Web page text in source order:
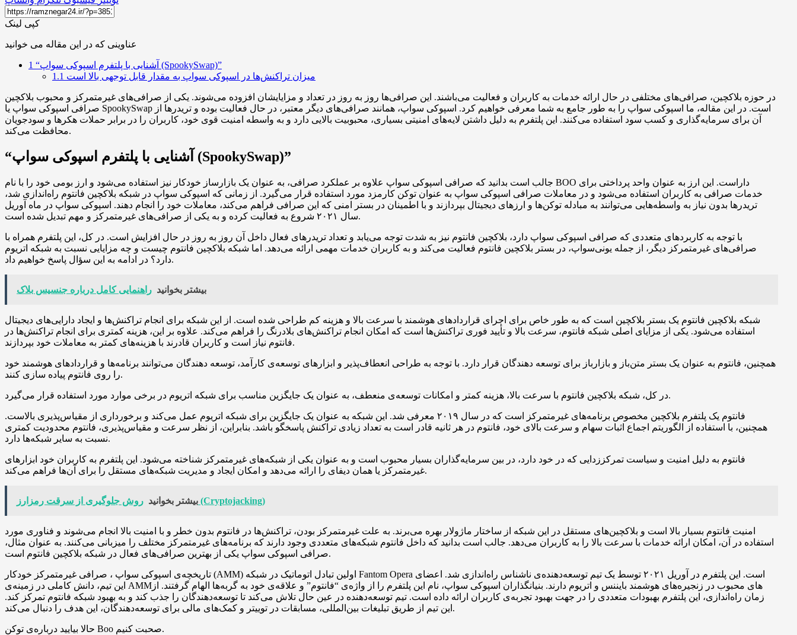
کپی لینک
عناوینی که در این مقاله می خوانید
1
“آشنایی با پلتفرم اسپوکی سواپ (SpookySwap)”
1.1 میزان تراکنش‌ها در اسپوکی سواپ به مقدار قابل توجهی بالا است
در حوزه بلاکچین، صرافی‌های مختلفی در حال ارائه خدمات به کاربران و فعالیت می‌باشند. این صرافی‌ها روز به روز در تعداد و مزایایشان افزوده می‌شوند. یکی از صرافی‌های غیرمتمرکز و محبوب بلاکچین
صرافی اسپوکی سواپ یا SpookySwap است. در این مقاله، ما اسپوکی سواپ را به طور جامع به شما معرفی خواهیم کرد. اسپوکی سواپ، همانند صرافی‌های دیگر معتبر، در حال فعالیت بوده و تریدرها از
آن برای سرمایه‌گذاری و کسب سود استفاده می‌کنند. این پلتفرم به دلیل داشتن لایه‌های امنیتی بسیاری، محبوبیت بالایی دارد و به واسطه امنیت قوی خود، کاربران را در برابر حملات هکرها و سودجویان
محافظت می‌کند.
“آشنایی با پلتفرم اسپوکی سواپ (SpookySwap)”
جالب است بدانید که صرافی اسپوکی سواپ علاوه بر عملکرد صرافی، به عنوان یک بازارساز خودکار نیز استفاده می‌شود و ارز بومی خود را با نام BOO داراست. این ارز به عنوان واحد پرداختی برای
خدمات صرافی به کاربران استفاده می‌شود و در معاملات صرافی اسپوکی سواپ به عنوان توکن کارمزد مورد استفاده قرار می‌گیرد. از زمانی که اسپوکی سواپ در شبکه بلاکچین فانتوم راه‌اندازی شد،
تریدرها بدون نیاز به واسطه‌هایی می‌توانند به مبادله توکن‌ها و ارزهای دیجیتال بپردازند و با اطمینان در بستر امنی که این صرافی فراهم می‌کند، معاملات خود را انجام دهند. اسپوکی سواپ در ماه آوریل
سال ۲۰۲۱ شروع به فعالیت کرده و به یکی از صرافی‌های غیرمتمرکز و مهم تبدیل شده است.
با توجه به کاربردهای متعددی که صرافی اسپوکی سواپ دارد، بلاکچین فانتوم نیز به شدت توجه می‌یابد و تعداد تریدرهای فعال داخل آن روز به روز در حال افزایش است. در کل، این پلتفرم همراه با
صرافی‌های غیرمتمرکز دیگر، از جمله یونی‌سواپ، در بستر بلاکچین فانتوم فعالیت می‌کند و به کاربران خدمات مهمی ارائه می‌دهد. اما شبکه بلاکچین فانتوم چیست و چه مزایایی نسبت به شبکه اتریوم
دارد؟ در ادامه به این سؤال پاسخ خواهیم داد.
بیشتر بخوانید راهنمایی کامل درباره جنسیس بلاک
شبکه بلاکچین فانتوم یک بستر بلاکچین است که به طور خاص برای اجرای قراردادهای هوشمند با سرعت بالا و هزینه کم طراحی شده است. از این شبکه برای انجام تراکنش‌ها و ایجاد دارایی‌های دیجیتال
استفاده می‌شود. یکی از مزایای اصلی شبکه فانتوم، سرعت بالا و تأیید فوری تراکنش‌ها است که امکان انجام تراکنش‌های بلادرنگ را فراهم می‌کند. علاوه بر این، هزینه کمتری برای انجام تراکنش‌ها در
فانتوم نیاز است و کاربران قادرند با هزینه‌های کمتر به معاملات خود بپردازند.
همچنین، فانتوم به عنوان یک بستر متن‌باز و بازارباز برای توسعه دهندگان قرار دارد. با توجه به طراحی انعطاف‌پذیر و ابزارهای توسعه‌ی کارآمد، توسعه دهندگان می‌توانند برنامه‌ها و قراردادهای هوشمند خود
را روی فانتوم پیاده سازی کنند.
در کل، شبکه بلاکچین فانتوم با سرعت بالا، هزینه کمتر و امکانات توسعه‌ی منعطف، به عنوان یک جایگزین مناسب برای شبکه اتریوم در برخی موارد مورد استفاده قرار می‌گیرد.
فانتوم یک پلتفرم بلاکچین مخصوص برنامه‌های غیرمتمرکز است که در سال ۲۰۱۹ معرفی شد. این شبکه به عنوان یک جایگزین برای شبکه اتریوم عمل می‌کند و برخورداری از مقیاس‌پذیری بالاست.
همچنین، با استفاده از الگوریتم اجماع اثبات سهام و سرعت بالای خود، فانتوم در هر ثانیه قادر است به تعداد زیادی تراکنش پاسخگو باشد. بنابراین، از نظر سرعت و مقیاس‌پذیری، فانتوم محدودیت کمتری
نسبت به سایر شبکه‌ها دارد.
فانتوم به دلیل امنیت و سیاست تمرکززدایی که در خود دارد، در بین سرمایه‌گذاران بسیار محبوب است و به عنوان یکی از شبکه‌های غیرمتمرکز شناخته می‌شود. این پلتفرم به کاربران خود ابزارهای
غیرمتمرکز یا همان دیفای را ارائه می‌دهد و امکان ایجاد و مدیریت شبکه‌های مستقل را برای آن‌ها فراهم می‌کند.
بیشتر بخوانید روش جلوگیری از سرقت رمزارز (Cryptojacking)
امنیت فانتوم بسیار بالا است و بلاکچین‌های مستقل در این شبکه از ساختار ماژولار بهره می‌برند. به علت غیرمتمرکز بودن، تراکنش‌ها در فانتوم بدون خطر و با امنیت بالا انجام می‌شوند و فناوری مورد
استفاده در آن، امکان ارائه خدمات با سرعت بالا را به کاربران می‌دهد. جالب است بدانید که داخل فانتوم شبکه‌های متعددی وجود دارند که برنامه‌های غیرمتمرکز مختلف را میزبانی می‌کنند. به عنوان مثال،
صرافی اسپوکی سواپ یکی از بهترین صرافی‌های فعال در شبکه بلاکچین فانتوم است.
تاریخچه‌ی اسپوکی سواپ ، صرافی غیرمتمرکز خودکار (AMM) اولین تبادل اتوماتیک در شبکه Fantom Opera است. این پلتفرم در آوریل ۲۰۲۱ توسط یک تیم توسعه‌دهنده‌ی ناشناس راه‌اندازی شد. اعضای
این تیم، دانش کاملی در زمینه‌ی AMM‌های محبوب در زنجیره‌های هوشمند بایننس و اتریوم دارند. بنیانگذاران اسپوکی سواپ، نام این پلتفرم را از واژه‌ی “فانتوم” و علاقه‌ی خود به گربه‌ها الهام گرفتند. از
زمان راه‌اندازی، این پلتفرم بهبودات متعددی را در جهت بهبود تجربه‌ی کاربران ارائه داده است. تیم توسعه‌دهنده در عین حال تلاش می‌کند تا توسعه‌دهندگان را جذب کند و به بهبود شبکه فانتوم تمرکز کند.
این تیم از طریق تبلیغات بین‌المللی، مسابقات در توییتر و کمک‌های مالی برای توسعه‌دهندگان، این هدف را دنبال می‌کند.
حالا بیایید درباره‌ی توکن Boo صحبت کنیم.